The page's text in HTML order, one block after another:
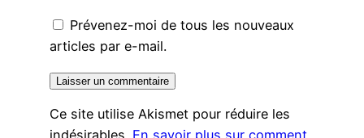
Prévenez-moi de tous les nouveaux
articles par e-mail.
Ce site utilise Akismet pour réduire les